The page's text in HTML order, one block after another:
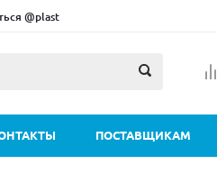
@plast
ПОСТАВЩИКАМ